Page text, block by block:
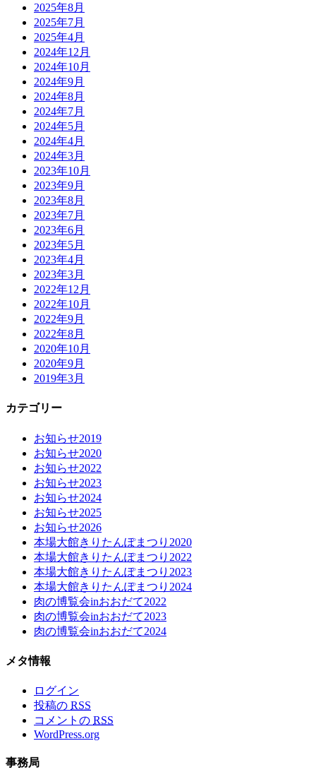
2025年8月
2025年7月
2025年4月
2024年12月
2024年10月
2024年9月
2024年8月
2024年7月
2024年5月
2024年4月
2024年3月
2023年10月
2023年9月
2023年8月
2023年7月
2023年6月
2023年5月
2023年4月
2023年3月
2022年12月
2022年10月
2022年9月
2022年8月
2020年10月
2020年9月
2019年3月
カテゴリー
お知らせ2019
お知らせ2020
お知らせ2022
お知らせ2023
お知らせ2024
お知らせ2025
お知らせ2026
本場大館きりたんぽまつり2020
本場大館きりたんぽまつり2022
本場大館きりたんぽまつり2023
本場大館きりたんぽまつり2024
肉の博覧会inおおだて2022
肉の博覧会inおおだて2023
肉の博覧会inおおだて2024
メタ情報
ログイン
投稿の RSS
コメントの RSS
WordPress.org
事務局